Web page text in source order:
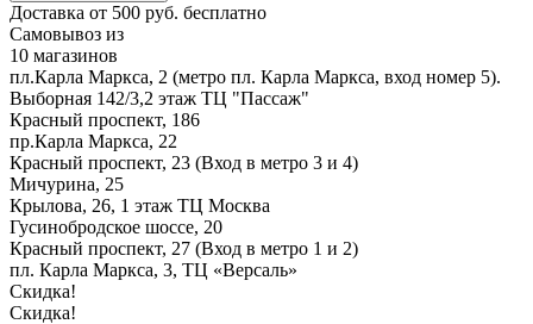
Доставка от 500 руб. бесплатно
Самовывоз из
10 магазинов
пл.Карла Маркса, 2 (метро пл. Карла Маркса, вход номер 5).
Выборная 142/3,2 этаж ТЦ "Пассаж"
Красный проспект, 186
пр.Карла Маркса, 22
Красный проспект, 23 (Вход в метро 3 и 4)
Мичурина, 25
Крылова, 26, 1 этаж ТЦ Москва
Гусинобродское шоссе, 20
Красный проспект, 27 (Вход в метро 1 и 2)
пл. Карла Маркса, 3, ТЦ «Версаль»
Скидка!
Скидка!